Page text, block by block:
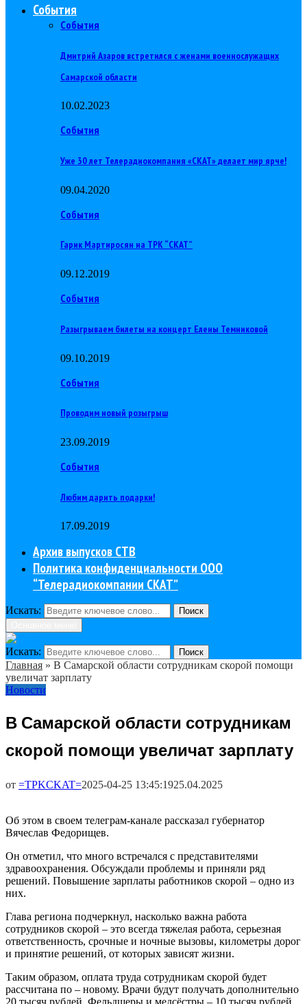
События
События
Дмитрий Азаров встретился с женами военнослужащих
Самарской области
10.02.2023
События
Уже 30 лет Телерадиокомпания «СКАТ» делает мир ярче!
09.04.2020
События
Гарик Мартиросян на ТРК “СКАТ”
09.12.2019
События
Разыгрываем билеты на концерт Елены Темниковой
09.10.2019
События
Проводим новый розыгрыш
23.09.2019
События
Любим дарить подарки!
17.09.2019
Архив выпусков СТВ
Политика конфиденциальности ООО
“Телерадиокомпании СКАТ”
Искать:
Поиск
Искать: Поиск
Главная » В Самарской области сотрудникам скорой помощи
увеличат зарплату
Новости
В Самарской области сотрудникам
скорой помощи увеличат зарплату
от =TPKCKAT=2025-04-25 13:45:1925.04.2025
Об этом в своем телеграм-канале рассказал губернатор
Вячеслав Федорищев.
Он отметил, что много встречался с представителями
здравоохранения. Обсуждали проблемы и приняли ряд
решений. Повышение зарплаты работников скорой – одно из
них.
Глава региона подчеркнул, насколько важна работа
сотрудников скорой – это всегда тяжелая работа, серьезная
ответственность, срочные и ночные вызовы, километры дорог
и принятие решений, от которых зависят жизни.
Таким образом, оплата труда сотрудникам скорой будет
рассчитана по – новому. Врачи будут получать дополнительно